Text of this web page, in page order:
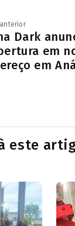
Dark
em
em
este